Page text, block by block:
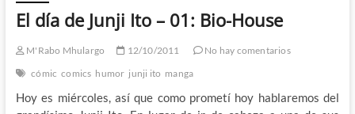
El día de Junji Ito – 01: Bio-House
M'Rabo Mhulargo 12/10/2011
No hay comentarios
cómic comics humor junji ito manga
Hoy es miércoles, así que como prometí hoy hablaremos del